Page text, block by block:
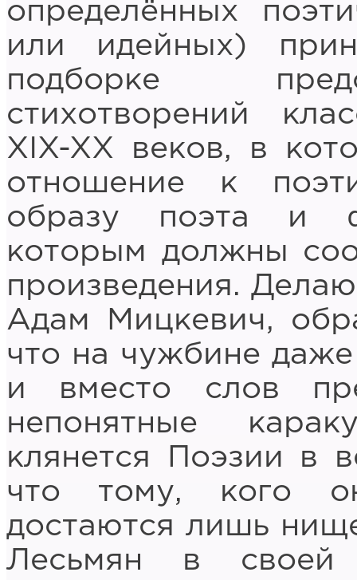
определённых
или идейных)
подборке
стихотворений
XIX-XX веков, в
отношение к
образу поэта и
которым должны
произведения.
Адам Мицкевич,
что на чужбине
и вместо слов
непонятные
клянется Поэзии в
что тому, кого
достаются лишь
Лесьмян в своей